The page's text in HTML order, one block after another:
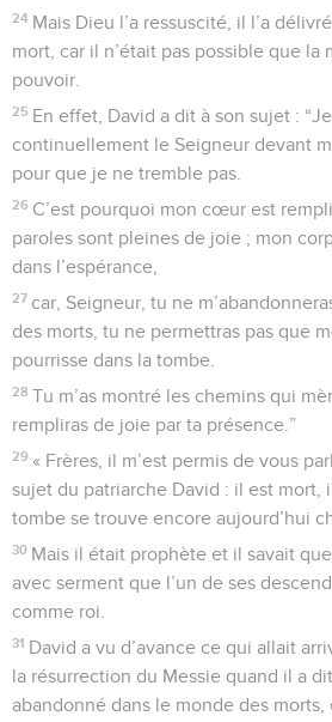
24 Mais Dieu l’a ressuscité, il l’a
mort, car il n’était pas possible que la
pouvoir.
25 En effet, David a dit à son sujet :
continuellement le Seigneur devant
pour que je ne tremble pas.
26 C’est pourquoi mon cœur est
paroles sont pleines de joie ; mon
dans l’espérance,
27 car, Seigneur, tu ne
des morts, tu ne permettras pas que
pourrisse dans la tombe.
28 Tu m’as montré les chemins qui
rempliras de joie par ta présence.”
29 « Frères, il m’est permis de vous
sujet du patriarche David : il est mort,
tombe se trouve encore aujourd’hui
30 Mais il était prophète et il savait
avec serment que l’un de ses
comme roi.
31 David a vu d’avance ce qui allait
la résurrection du Messie quand il a dit
abandonné dans le monde des morts,